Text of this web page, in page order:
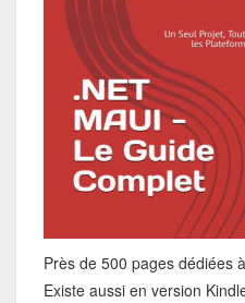
Près de 500 pages dédiées
Existe aussi en version